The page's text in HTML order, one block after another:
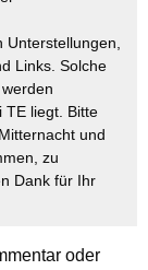
Links. Solche
TE liegt. Bitte
und
zu
Dank für Ihr
oder